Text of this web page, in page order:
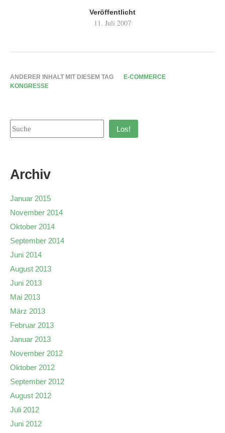
Veröffentlicht
11. Juli 2007
ANDERER INHALT MIT DIESEM TAG
E-COMMERCE
KONGRESSE
Los!
Archiv
Januar 2015
November 2014
Oktober 2014
September 2014
Juni 2014
August 2013
Juni 2013
Mai 2013
März 2013
Februar 2013
Januar 2013
November 2012
Oktober 2012
September 2012
August 2012
Juli 2012
Juni 2012